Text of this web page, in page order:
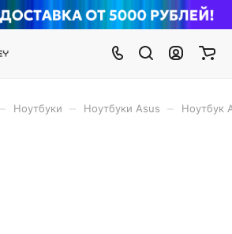
Ноутбуки Ноутбуки Asus Ноутбук